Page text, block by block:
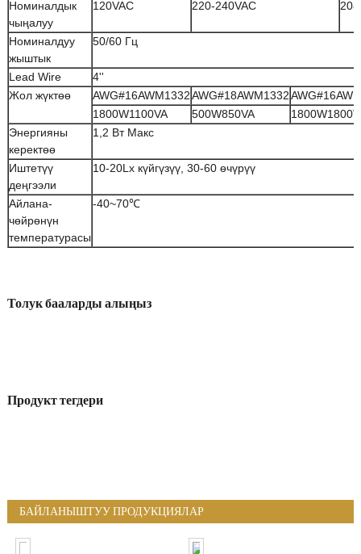
Номиналдык
чыңалуу
120VAC 220-240VAC
Номиналдуу
жыштык
50/60 Гц
Lead Wire
4''
Жол жүктөө
AWG#16AWM1332AWG#18AWM1332
1800W1100VA
500W850VA
Энергияны
керектөө
1,2 Вт Макс
Иштетүү
деңгээли
10-20Lx күйгүзүү, 30-60 өчүрүү
Айлана-
чөйрөнүн
температурасы
-40~70℃
Толук бааларды алыңыз
Продукт тегдери
БАЙЛАНЫШТУУ ПРОДУКЦИЯЛАР